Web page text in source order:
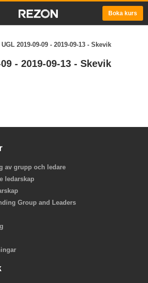
Boka kurs
UGL 2019-09-09 - 2019-09-13 - Skevik
- 2019-09-13 - Skevik
av grupp och ledare
ledarskap
Group and Leaders